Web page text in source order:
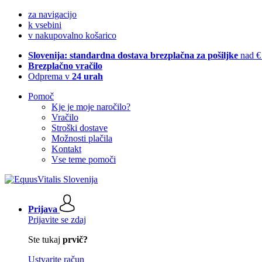
za navigacijo
k vsebini
v nakupovalno košarico
Slovenija: standardna dostava brezplačna za pošiljke nad
Brezplačno vračilo
Odprema v 24 urah
Pomoč
Kje je moje naročilo?
Vračilo
Stroški dostave
Možnosti plačila
Kontakt
Vse teme pomoči
Prijava
Prijavite se zdaj
Ste tukaj prvič?
Ustvarite račun